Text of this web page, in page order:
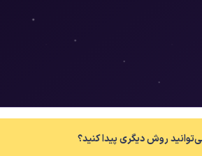
روش دیگری پیدا کنید؟